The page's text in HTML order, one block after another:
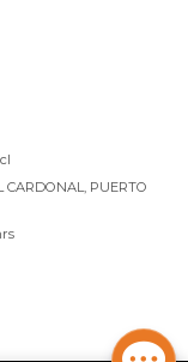
CARDONAL, PUERTO